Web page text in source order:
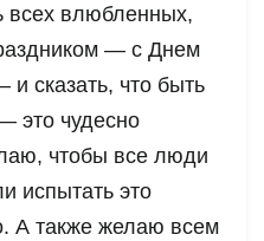
всех влюбленных,
— с Днем
сказать, что быть
это чудесно
чтобы все люди
испытать это
А также желаю всем